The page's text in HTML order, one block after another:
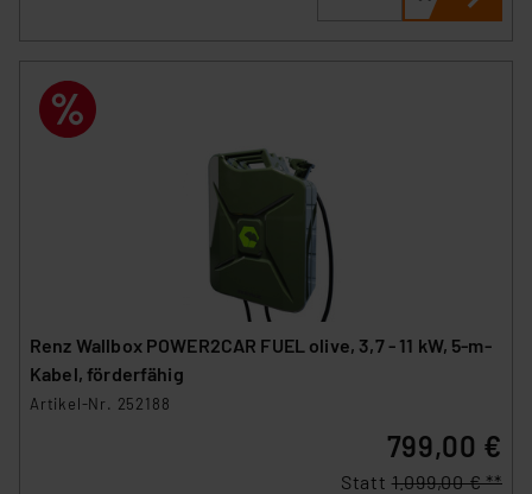
Renz Wallbox POWER2CAR FUEL olive, 3,7 - 11 kW, 5-m-
Kabel, förderfähig
Artikel-Nr. 252188
799,00 €
Statt1.099,00 € **